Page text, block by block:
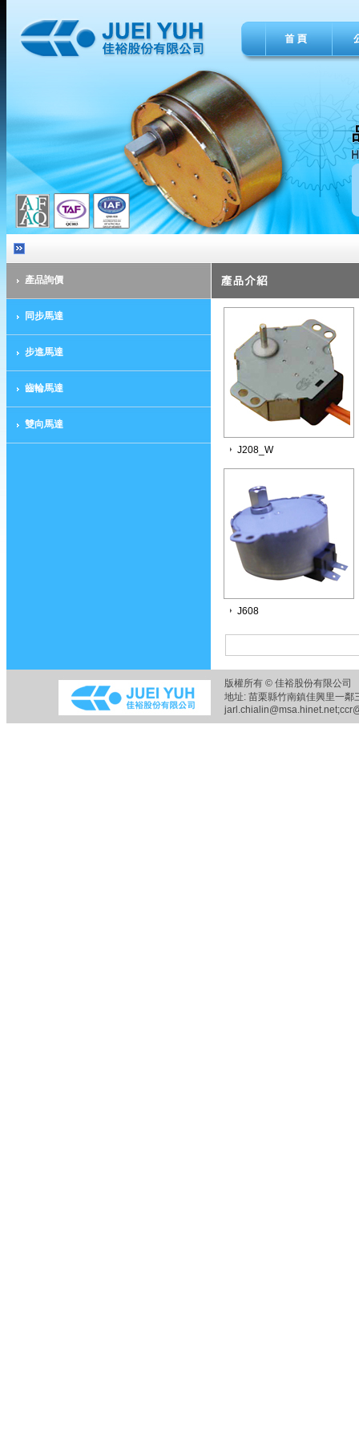
產品詢價
同步馬達
步進馬達
齒輪馬達
雙向馬達
J208_W
J608
版權所有 © 佳裕股份有限公
地址: 苗栗縣竹南鎮佳興里一